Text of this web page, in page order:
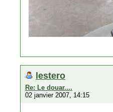
lestero
Re: Le douar....
02 janvier 2007, 14:15